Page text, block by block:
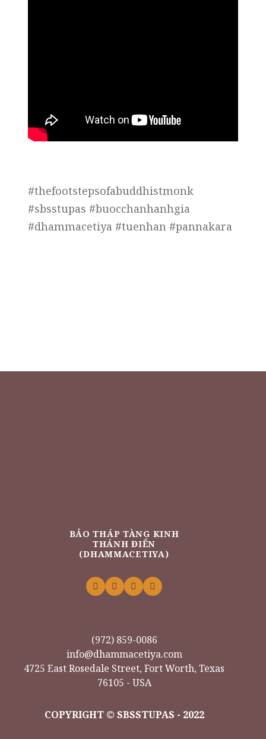
#thefootstepsofabuddhistmonk
#sbsstupas #buocchanhanhgia
#dhammacetiya #tuenhan #pannakara
BẢO THÁP TÀNG KINH
THÁNH ĐIỂN
(DHAMMACETIYA)
(972) 859-0086
info@dhammacetiya.com
4725 East Rosedale Street, Fort Worth, Texas
76105 - USA
COPYRIGHT © SBSSTUPAS - 2022